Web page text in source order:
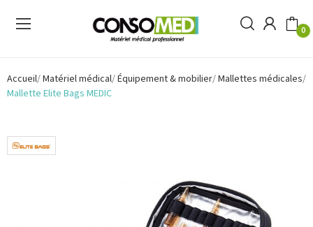
0
Accueil Matériel médical Équipement & mobilier Mallettes médicales
Mallette Elite Bags MEDIC